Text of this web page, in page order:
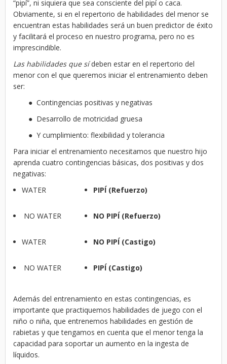
“pipí”, ni siquiera que sea consciente del pipí o caca.
Obviamente, si en el repertorio de habilidades del menor se
encuentran estas habilidades será un buen predictor de éxito
y facilitará el proceso en nuestro programa, pero no es
imprescindible.
Las habilidades que sídeben estar en el repertorio del
menor con el que queremos iniciar el entrenamiento deben
ser:
● Contingencias positivas y negativas
● Desarrollo de motricidad gruesa
● Y cumplimiento: flexibilidad y tolerancia
Para iniciar el entrenamiento necesitamos que nuestro hijo
aprenda cuatro contingencias básicas, dos positivas y dos
negativas:
WATER
PIPÍ (Refuerzo)
NO WATER NO PIPÍ (Refuerzo)
WATER NO PIPÍ (Castigo)
NO WATER PIPÍ (Castigo)
Además del entrenamiento en estas contingencias, es
importante que practiquemos habilidades de juego con el
niño o niña, que entrenemos habilidades en gestión de
rabietas y que tengamos en cuenta que el menor tenga la
capacidad para soportar un aumento en la ingesta de
líquidos.